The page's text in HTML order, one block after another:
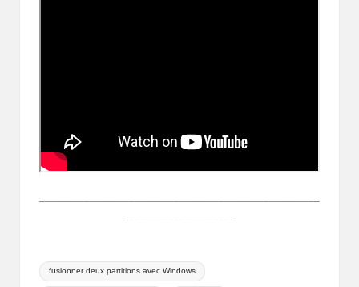
Tags:
fusionner deux partitions avec Windows